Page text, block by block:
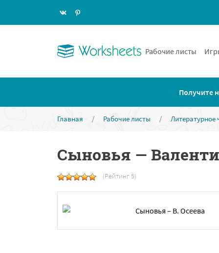
Рабочие листы
Получите
Главная / Рабочие листы / Литературное
Сыновья —
(Рейтинг 5)